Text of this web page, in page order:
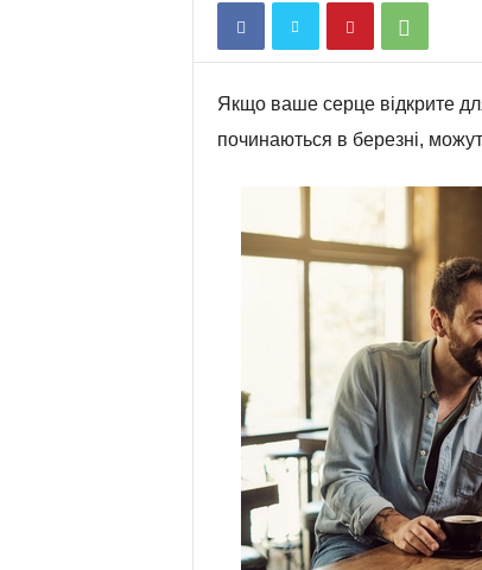
Якщо ваше серце відкрите для
починаються в березні,